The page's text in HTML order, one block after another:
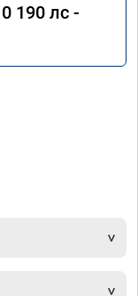
190 лс -